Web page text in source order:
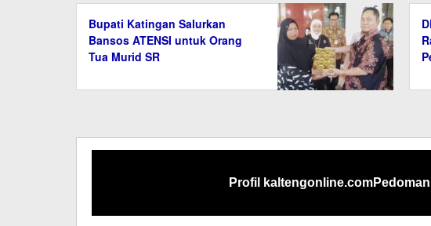
Bupati Katingan Salurkan
Bansos ATENSI untuk Orang
Tua Murid SR
Profil kaltengonline.com